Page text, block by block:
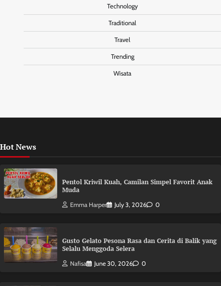
Technology
Traditional
Travel
Trending
Wisata
Hot News
Pentol Kriwil Kuah, Camilan Simpel Favorit Anak
Muda
Emma Harper July 3, 2026 0
Gusto Gelato Pesona Rasa dan Cerita di Balik yang
Selalu Menggoda Selera
Nafisa June 30, 2026 0